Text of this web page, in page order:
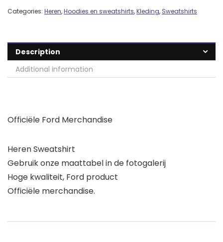
Categories: Heren,Hoodies en sweatshirts,Kleding, Sweatshirts
Description
Additional information
Officiële Ford Merchandise
Heren Sweatshirt
Gebruik onze maattabel in de fotogalerij
Hoge kwaliteit, Ford product
Officiële merchandise.